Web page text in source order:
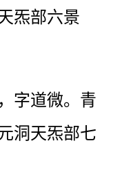
炁部六景
字道微。青
洞天炁部七